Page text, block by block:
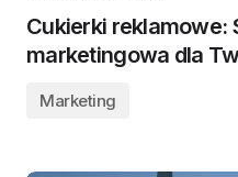
Cukierki reklamowe:
marketingowa dla
Marketing